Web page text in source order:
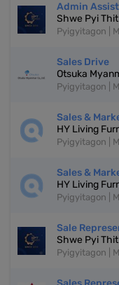
Admin
Shwe Pyi
Pyigyitagon |
Sales Drive
Otsuka
Pyigyitagon |
Sales &
HY Living
Pyigyitagon |
Sales &
HY Living
Pyigyitagon |
Sale
Shwe Pyi
Pyigyitagon |